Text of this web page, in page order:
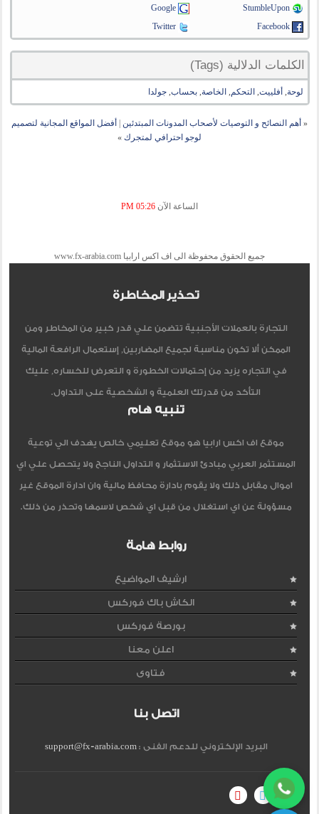
StumbleUpon
Google
Facebook
Twitter
الكلمات الدلالية (Tags)
لوحة, أفلييت, التحكم, الخاصة,بحساب,جولدا
« أهم النصائح و التوصيات لأصحاب المدونات المبتدئين
أفضل المواقع المجانية لتصميم
لوجو احترافي لمتجرك »
الساعة الآن 05:26 PM
جميع الحقوق محفوظة الى اف اكس ارابيا www.fx-arabia.com
تحذير المخاطرة
التجارة بالعملات الأجنبية تتضمن علي قدر كبير من المخاطر ومن
الممكن ألا تكون مناسبة لجميع المضاربين, إستعمال الرافعة المالية
في التجاره يزيد من إحتمالات الخطورة و التعرض للخساره, عليك
التأكد من قدرتك العلمية و الشخصية على التداول.
تنبيه هام
موقع اف اكس ارابيا هو موقع تعليمي خالص يهدف الي توعية
المستثمر العربي مبادئ الاستثمار و التداول الناجح ولا يتحصل علي اي
اموال مقابل ذلك ولا يقوم بادارة محافظ مالية وان ادارة الموقع غير
مسؤولة عن اي استغلال من قبل اي شخص لاسمها وتحذر من ذلك.
روابط هامة
ارشيف المواضيع
الكاش باك فوركس
بورصة فوركس
اعلن معنا
فتاوى
اتصل بنا
البريد الإلكتروني للدعم الفنى :support@fx-arabia.com